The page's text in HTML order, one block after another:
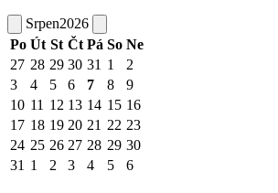
Srpen2026
Po Út St Čt Pá So Ne
27 28 29 30 31 1
2
3
4 5 6 7 8
9
10 11 12 13 14 15 16
17 18 19 20 21 22 23
24 25 26 27 28 29 30
31 1 2 3 4 5 6